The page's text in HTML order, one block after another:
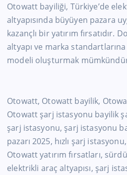
Otowatt bayiliği, Türkiye’de
altyapısında büyüyen pazara
kazançlı bir yatırım fırsatıdır.
altyapı ve marka
modeli oluşturmak
Otowatt, Otowatt bayilik,
Otowatt şarj istasyonu bayilik
şarj istasyonu, şarj istasyonu
pazarı 2025, hızlı şarj
Otowatt yatırım fırsatları,
elektrikli araç altyapısı, şarj